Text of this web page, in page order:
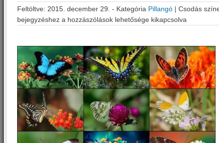
Feltöltve: 2015. december 29. - Kategória Pillangó | Csodás
bejegyzéshez a hozzászólások lehetősége kikapcsolva